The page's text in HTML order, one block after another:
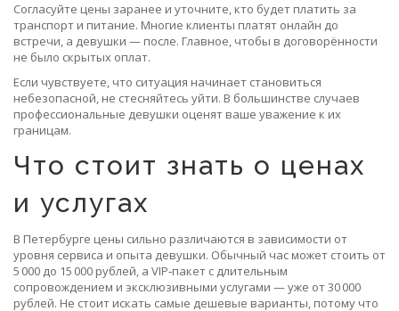
Согласуйте цены заранее и уточните, кто будет платить за
транспорт и питание. Многие клиенты платят онлайн до
встречи, а девушки — после. Главное, чтобы в договорённости
не было скрытых оплат.
Если чувствуете, что ситуация начинает становиться
небезопасной, не стесняйтесь уйти. В большинстве случаев
профессиональные девушки оценят ваше уважение к их
границам.
Что стоит знать о ценах
и услугах
В Петербурге цены сильно различаются в зависимости от
уровня сервиса и опыта девушки. Обычный час может стоить от
5 000 до 15 000 рублей, а VIP‑пакет с длительным
сопровождением и эксклюзивными услугами — уже от 30 000
рублей. Не стоит искать самые дешевые варианты, потому что